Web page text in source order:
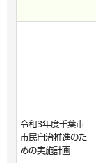
令和3年度千葉市
市民自治推進のた
めの実施計画